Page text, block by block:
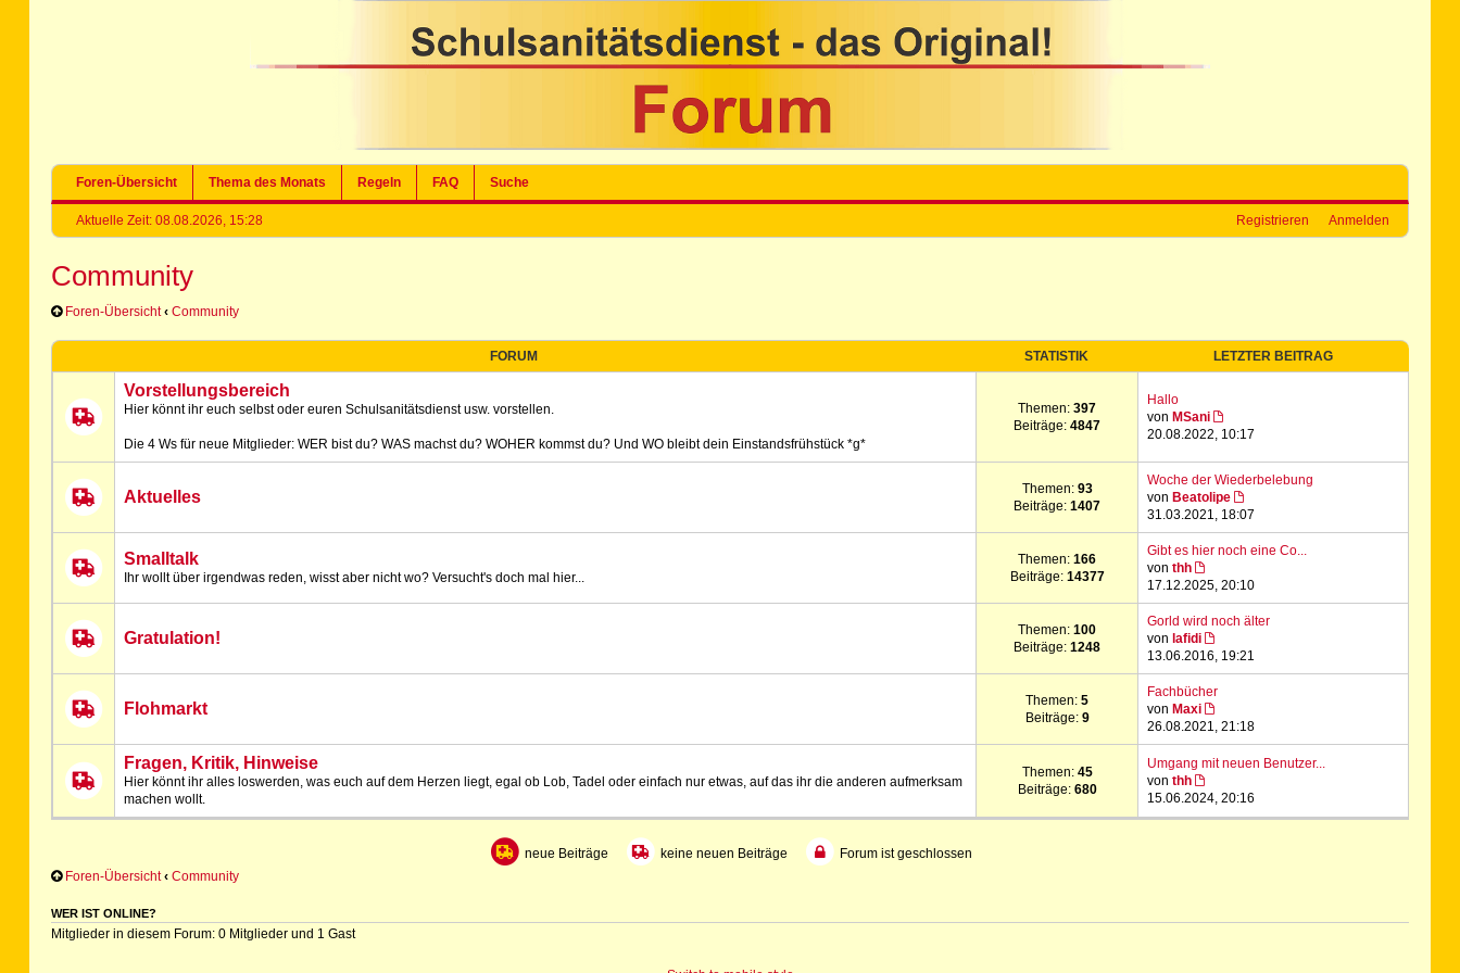
Foren-Übersicht Thema des Monats Regeln FAQ Suche
Aktuelle Zeit: 08.08.2026, 15:28 Registrieren Anmelden
Community
Foren-Übersicht ‹ Community
FORUM STATISTIK LETZTER BEITRAG
Vorstellungsbereich
Hier könnt ihr euch selbst oder euren Schulsanitätsdienst usw. vorstellen.
Die 4 Ws für neue Mitglieder: WER bist du? WAS machst du? WOHER kommst du? Und WO bleibt dein Einstandsfrühstück *g*
Themen:397
Beiträge:4847
Hallo
von MSani
20.08.2022, 10:17
Aktuelles Themen: 93
Beiträge:1407
Woche der Wiederbelebung
von Beatolipe
31.03.2021, 18:07
Smalltalk
Ihr wollt über irgendwas reden, wisst aber nicht wo? Versucht's doch mal hier...
Themen:166
Beiträge: 14377
Gibt es hier noch eine Co...
vonthh
17.12.2025, 20:10
Gratulation! Themen:100
Beiträge:1248
Gorld wird noch älter
von lafidi
13.06.2016, 19:21
Flohmarkt Themen:5
Beiträge: 9
Fachbücher
von Maxi
26.08.2021, 21:18
Fragen, Kritik, Hinweise
Hier könnt ihr alles loswerden, was euch auf dem Herzen liegt, egal ob Lob, Tadel oder einfach nur etwas, auf das ihr die anderen aufmerksam
machen wollt.
Themen: 45
Beiträge: 680
Umgang mit neuen Benutzer...
vonthh
15.06.2024, 20:16
neue Beiträge keine neuen Beiträge
Forum ist geschlossen
Foren-Übersicht ‹ Community
WER IST ONLINE?
Mitglieder in diesem Forum: 0 Mitglieder und 1 Gast